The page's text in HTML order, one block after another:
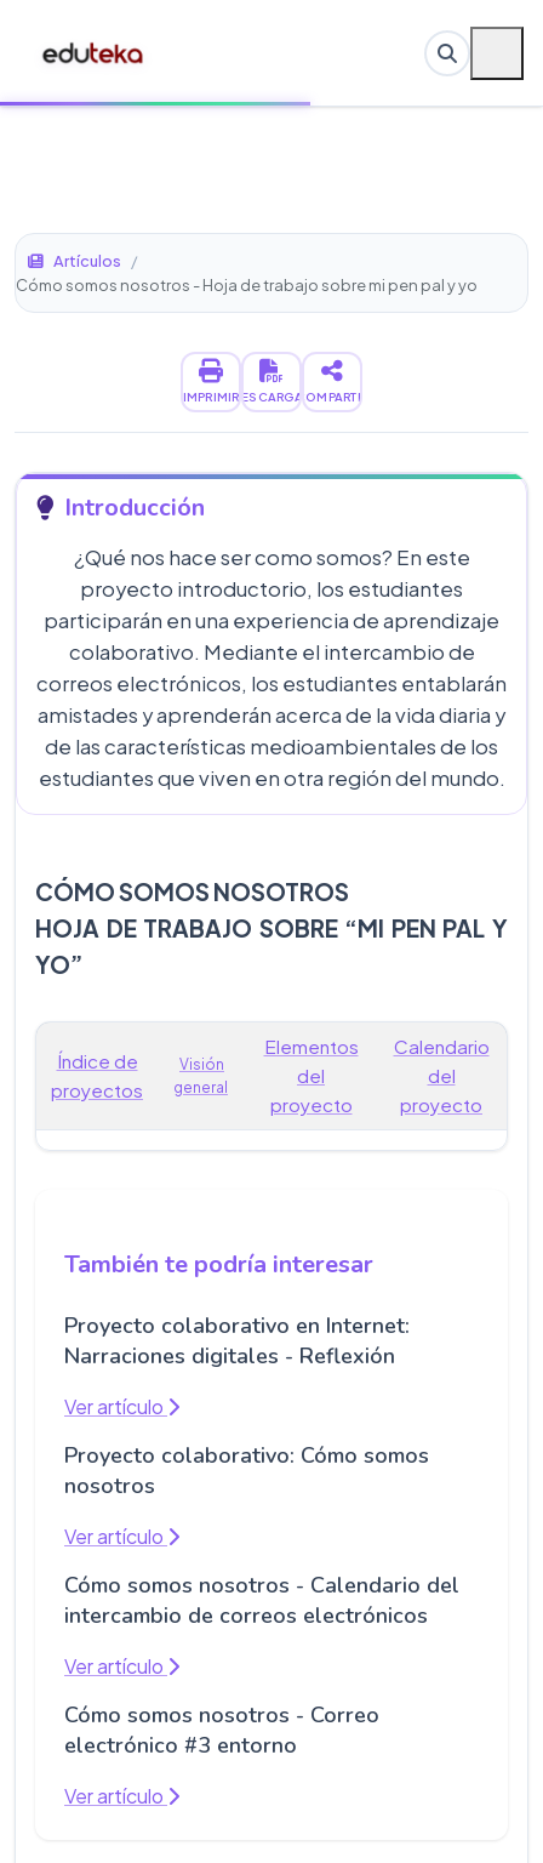
Artículos
/
Cómo somos nosotros - Hoja de trabajo sobre mi pen pal y yo
IMPRIMIRDESCARGARCOMPARTIR
Introducción
¿Qué nos hace ser como somos? En este
proyecto introductorio, los estudiantes
participarán en una experiencia de aprendizaje
colaborativo. Mediante el intercambio de
correos electrónicos, los estudiantes entablarán
amistades y aprenderán acerca de la vida diaria y
de las características medioambientales de los
estudiantes que viven en otra región del mundo.
CÓMO SOMOS NOSOTROS
HOJA DE TRABAJO SOBRE “MI PEN PAL Y
YO”
Índice de
proyectos
Visión
general
Elementos
del
proyecto
Calendario
del
proyecto
También te podría interesar
Proyecto colaborativo en Internet:
Narraciones digitales - Reflexión
Ver artículo
Proyecto colaborativo: Cómo somos
nosotros
Ver artículo
Cómo somos nosotros - Calendario del
intercambio de correos electrónicos
Ver artículo
Cómo somos nosotros - Correo
electrónico #3 entorno
Ver artículo